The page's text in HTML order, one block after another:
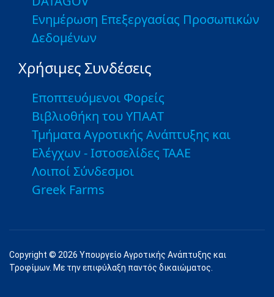
Ενημέρωση Επεξεργασίας Προσωπικών
Δεδομένων
Χρήσιμες Συνδέσεις
Εποπτευόμενοι Φορείς
Βιβλιοθήκη του ΥΠΑΑΤ
Τμήματα Αγροτικής Ανάπτυξης και
Ελέγχων - Ιστοσελίδες ΤΑΑΕ
Λοιποί Σύνδεσμοι
Greek Farms
Copyright © 2026 Υπουργείο Αγροτικής Ανάπτυξης και
Τροφίμων. Με την επιφύλαξη παντός δικαιώματος.